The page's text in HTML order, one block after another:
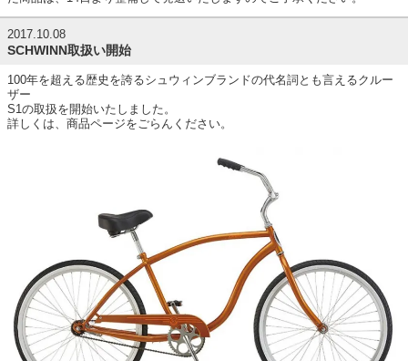
2017.10.08
SCHWINN取扱い開始
100年を超える歴史を誇るシュウィンブランドの代名詞とも言えるクルー
ザー
S1の取扱を開始いたしました。
詳しくは、商品ページをごらんください。